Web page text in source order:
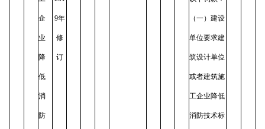
企
业
降
低
消
防
9年
修
订
（一）建设
单位要求建
筑设计单位
或者建筑施
工企业降低
消防技术标